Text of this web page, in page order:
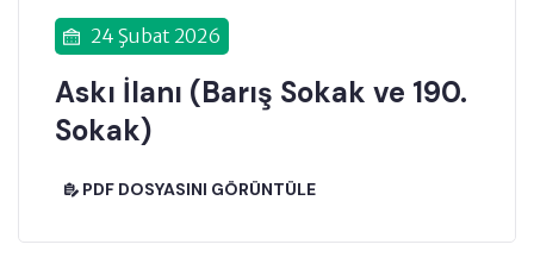
24 Şubat 2026
Askı İlanı (Barış Sokak ve 190.
Sokak)
PDF DOSYASINI GÖRÜNTÜLE